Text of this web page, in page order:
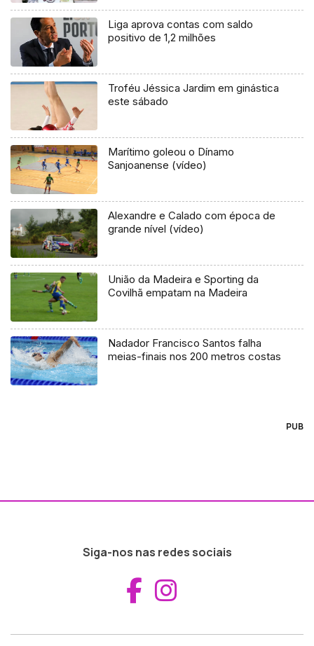
Liga aprova contas com saldo
positivo de 1,2 milhões
Troféu Jéssica Jardim em ginástica
este sábado
Marítimo goleou o Dínamo
Sanjoanense (vídeo)
Alexandre e Calado com época de
grande nível (vídeo)
União da Madeira e Sporting da
Covilhã empatam na Madeira
Nadador Francisco Santos falha
meias-finais nos 200 metros costas
PUB
Siga-nos nas redes sociais
Aceder ao